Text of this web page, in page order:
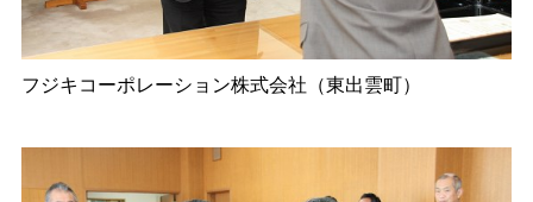
フジキコーポレーション株式会社（東出雲町）